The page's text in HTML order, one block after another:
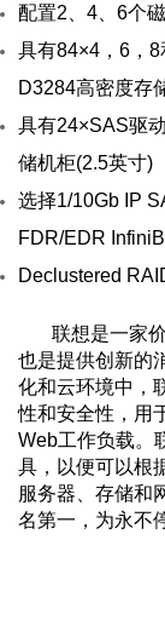
配置2、4、6个
具有84×4，6，
D3284高密度存
具有24×SAS驱
储机柜(2.5英寸)
选择1/10Gb IP
FDR/EDR
Declustered
联想是一家
也是提供创新的
化和云环境中，
性和安全性，用
Web工作负载。
具，以便可以根
服务器、存储和
名第一，为永不